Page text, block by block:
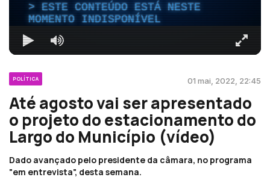
ESTE CONTEÚDO ESTÁ NESTE
MOMENTO INDISPONÍVEL
POLÍTICA 01 mai, 2022, 22:45
Até agosto vai ser apresentado
o projeto do estacionamento do
Largo do Município (vídeo)
Dado avançado pelo presidente da câmara, no programa
"em entrevista", desta semana.